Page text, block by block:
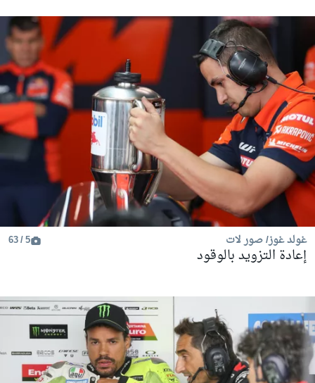
غولد غوز/ صور لات 5 / 63
إعادة التزويد بالوقود